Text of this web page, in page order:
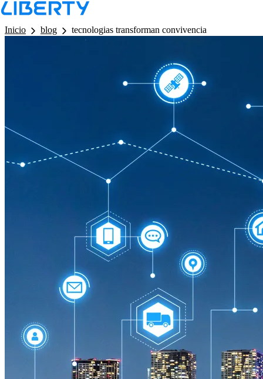
LB - Barra de Navegacion
Inicio
blog tecnologias transforman convivencia